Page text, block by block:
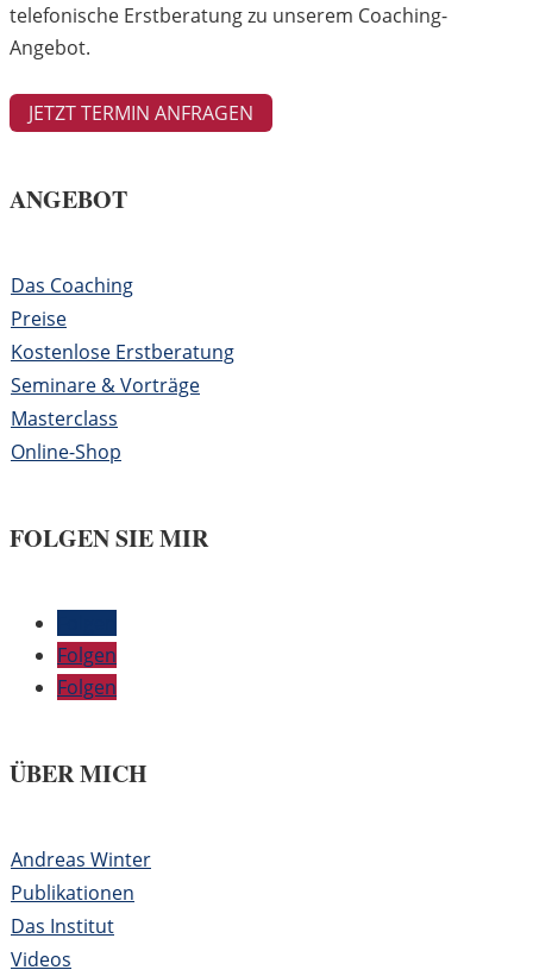
telefonische Erstberatung zu unserem Coaching-
Angebot.
JETZT TERMIN ANFRAGEN
ANGEBOT
Das Coaching
Preise
Kostenlose Erstberatung
Seminare & Vorträge
Masterclass
Online-Shop
FOLGEN SIE MIR
Folgen
Folgen
ÜBER MICH
Andreas Winter
Publikationen
Das Institut
Videos